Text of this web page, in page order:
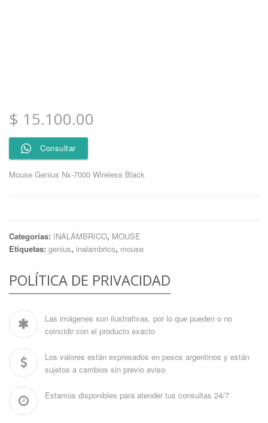
$ 15.100.00
Consultar
Mouse Genius Nx-7000 Wireless Black
Categorías: INALÁMBRICO, MOUSE
Etiquetas: genius, inalambrico, mouse
POLÍTICA DE PRIVACIDAD
Las imágenes son ilustrativas, por lo que pueden o no
coincidir con el producto exacto
Los valores están expresados en pesos argentinos y están
sujetos a cambios sin previo aviso
Estamos disponibles para atender tus consultas 24/7